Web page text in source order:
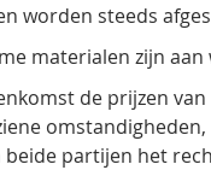
worden steeds
materialen zijn
de prijzen
partijen het